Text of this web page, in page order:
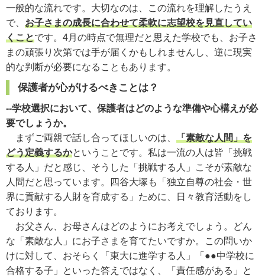
一般的な流れです。大切なのは、この流れを理解したうえ
で、 お子さまの成長に合わせて柔軟に志望校を見直してい
くことです。4月の時点で無理だと思えた学校でも、お子さ
まの頑張り次第では手が届くかもしれませんし、逆に現実
的な判断が必要になることもあります。
保護者が心がけるべきことは？
--学校選択において、保護者はどのような準備や心構えが必
要でしょうか。
まずご両親で話し合ってほしいのは、 「素敵な人間」を
どう定義するかということです。私は一流の人は皆「挑戦
する人」だと感じ、そうした「挑戦する人」こそが素敵な
人間だと思っています。四谷大塚も「独立自尊の社会・世
界に貢献する人財を育成する」ために、日々教育活動をし
ております。
お父さん、お母さんはどのようにお考えでしょう。どん
な「素敵な人」にお子さまを育てたいですか。この問いか
けに対して、おそらく「東大に進学する人」「●●中学校に
合格する子」といった答えではなく、「責任感がある」と